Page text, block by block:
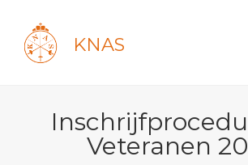
KNAS
Bond
Veteranen